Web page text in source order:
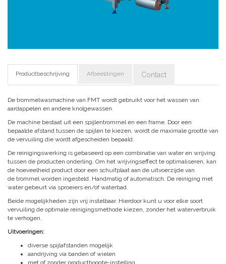
Productbeschrijving Afbeeldingen Contact
De trommelwasmachine van FMT wordt gebruikt voor het wassen van
aardappelen en andere knolgewassen.
De machine bestaat uit een spijlentrommel en een frame. Door een
bepaalde afstand tussen de spijlen te kiezen, wordt de maximale grootte van
de vervuiling die wordt afgescheiden bepaald.
De reinigingswerking is gebaseerd op een combinatie van water en wrijving
tussen de producten onderling. Om het wrijvingseffect te optimaliseren, kan
de hoeveelheid product door een schuifplaat aan de uitvoerzijde van
de trommel worden ingesteld. Handmatig of automatisch. De reiniging met
water gebeurt via sproeiers en/of waterbad.
Beide mogelijkheden zijn vrij instelbaar. Hierdoor kunt u voor elke soort
vervuiling de optimale reinigingsmethode kiezen, zonder het waterverbruik
te verhogen.
Uitvoeringen:
diverse spijlafstanden mogelijk
aandrijving via banden of wielen